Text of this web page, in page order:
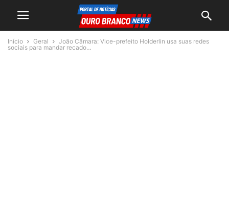
Início Geral
João Câmara: Vice-prefeito Holderlin usa suas redes
sociais para mandar recado…